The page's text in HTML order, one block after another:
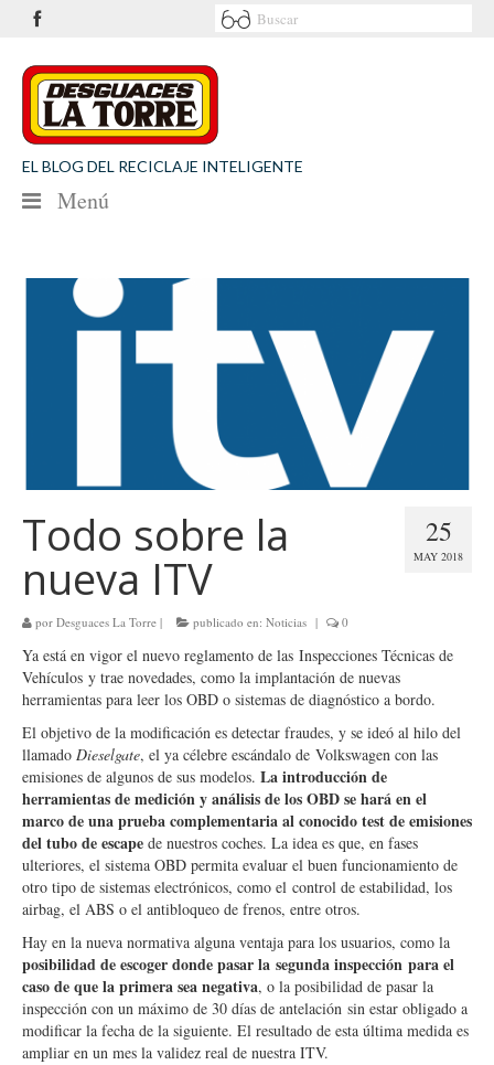
EL BLOG DEL RECICLAJE INTELIGENTE
Menú
SEGURIDAD VIAL
25
MAY 2018
Todo sobre la
nueva ITV
por Desguaces La Torre | publicado en: Noticias | 0
Ya está en vigor el nuevo reglamento de las Inspecciones Técnicas de
Vehículos y trae novedades, como la implantación de nuevas
herramientas para leer los OBD o sistemas de diagnóstico a bordo.
El objetivo de la modificación es detectar fraudes, y se ideó al hilo del
llamado Dieselgate, el ya célebre escándalo de Volkswagen con las
emisiones de algunos de sus modelos. La introducción de
herramientas de medición y análisis de los OBD se hará en el
marco de una prueba complementaria al conocido test de emisiones
del tubo de escape de nuestros coches. La idea es que, en fases
ulteriores, el sistema OBD permita evaluar el buen funcionamiento de
otro tipo de sistemas electrónicos, como el control de estabilidad, los
airbag, el ABS o el antibloqueo de frenos, entre otros.
Hay en la nueva normativa alguna ventaja para los usuarios, como la
posibilidad de escoger donde pasar la segunda inspección para el
caso de que la primera sea negativa, o la posibilidad de pasar la
inspección con un máximo de 30 días de antelación sin estar obligado a
modificar la fecha de la siguiente. El resultado de esta última medida es
ampliar en un mes la validez real de nuestra ITV.